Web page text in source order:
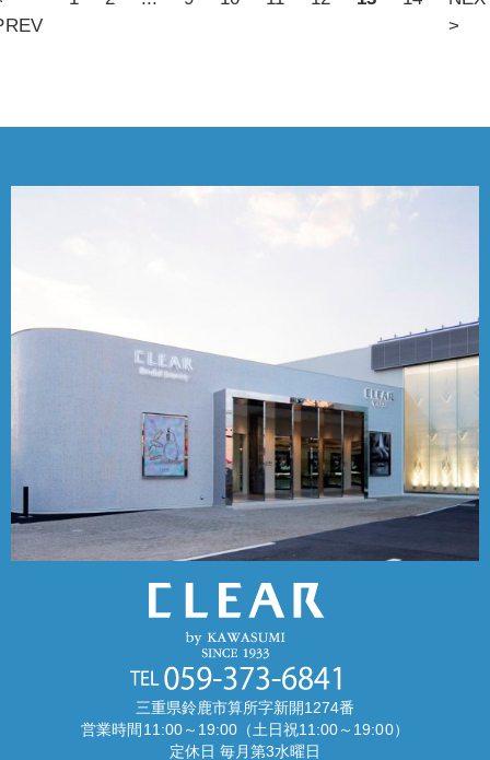
>
三重県鈴鹿市算所字新開1274番
営業時間11:00～19:00（土日祝11:00～19:00）
定休日 毎月第3水曜日